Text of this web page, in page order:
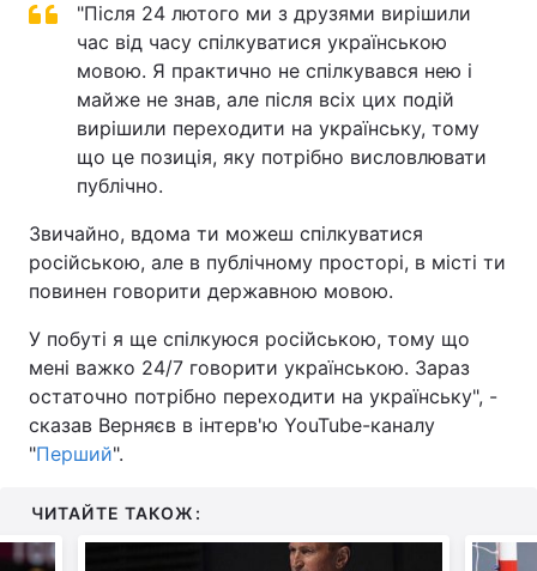
"Після 24 лютого ми з друзями вирішили
час від часу спілкуватися українською
мовою. Я практично не спілкувався нею і
майже не знав, але після всіх цих подій
вирішили переходити на українську, тому
що це позиція, яку потрібно висловлювати
публічно.
Звичайно, вдома ти можеш спілкуватися
російською, але в публічному просторі, в місті ти
повинен говорити державною мовою.
У побуті я ще спілкуюся російською, тому що
мені важко 24/7 говорити українською. Зараз
остаточно потрібно переходити на українську", -
сказав Верняєв в інтерв'ю YouTube-каналу
"Перший".
ЧИТАЙТЕ ТАКОЖ: